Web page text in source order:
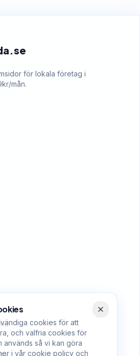
för lokala företag i
mån.
cookies för att
och valfria cookies för
används så vi kan göra
i vår cookie policy och